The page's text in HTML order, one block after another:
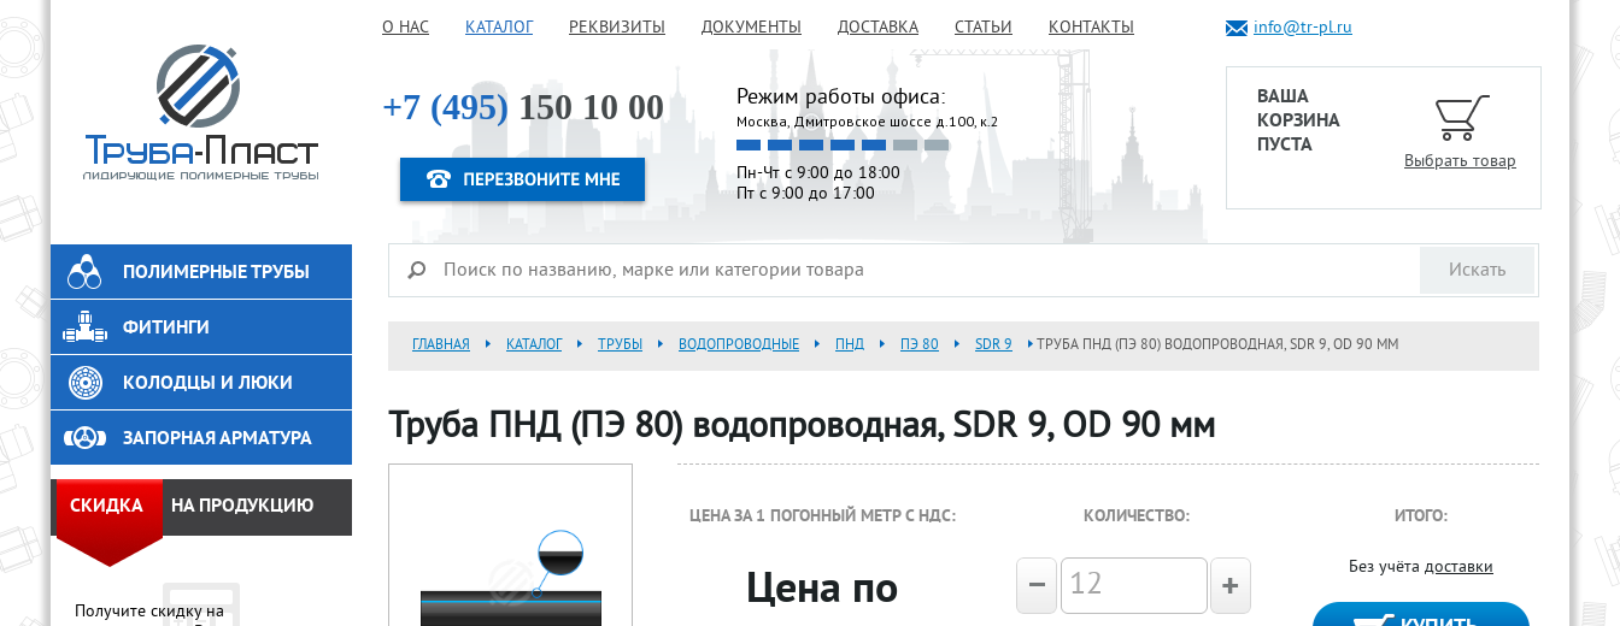
info@tr-pl.ru
ВАША
КОРЗИНА
ПУСТА
Выбрать товар
О НАС КАТАЛОГ РЕКВИЗИТЫ ДОКУМЕНТЫ ДОСТАВКА СТАТЬИ КОНТАКТЫ
+7 (495) 150 10 00 Режим работы офиса:
Москва, Дмитровское шоссе д.100, к.2
Пн-Чт с 9:00 до 18:00
Пт с 9:00 до 17:00
ГЛАВНАЯ КАТАЛОГ ТРУБЫ ВОДОПРОВОДНЫЕ ПНД ПЭ 80 SDR 9 ТРУБА ПНД (ПЭ 80) ВОДОПРОВОДНАЯ, SDR 9, OD 90 ММ
Труба ПНД (ПЭ 80) водопроводная, SDR 9, OD 90 мм
ЦЕНА ЗА 1 ПОГОННЫЙ МЕТР С НДС:
Цена по
КОЛИЧЕСТВО: ИТОГО:
Без учёта доставки
ПОЛИМЕРНЫЕ ТРУБЫ
ФИТИНГИ
КОЛОДЦЫ И ЛЮКИ
ЗАПОРНАЯ АРМАТУРА
Получите скидку на
СКИДКА НА ПРОДУКЦИЮ